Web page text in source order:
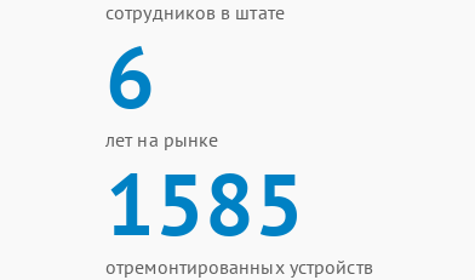
сотрудников в штате
6
лет на рынке
1585
отремонтированных устройств